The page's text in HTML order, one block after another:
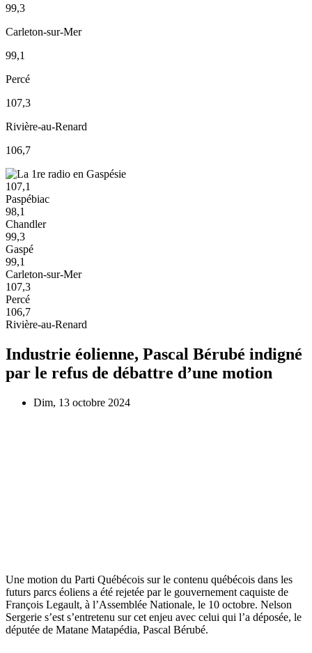
99,3
Carleton-sur-Mer
99,1
Percé
107,3
Rivière-au-Renard
106,7
107,1
Paspébiac
98,1
Chandler
99,3
Gaspé
99,1
Carleton-sur-Mer
107,3
Percé
106,7
Rivière-au-Renard
Industrie éolienne, Pascal Bérubé indigné
par le refus de débattre d’une motion
Dim, 13 octobre 2024
Une motion du Parti Québécois sur le contenu québécois dans les
futurs parcs éoliens a été rejetée par le gouvernement caquiste de
François Legault, à l’Assemblée Nationale, le 10 octobre. Nelson
Sergerie s’est s’entretenu sur cet enjeu avec celui qui l’a déposée, le
députée de Matane Matapédia, Pascal Bérubé.